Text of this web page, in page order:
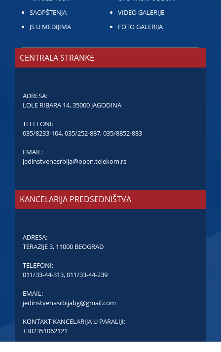
SAOPŠTENJA
JS U MEDIJIMA
VIDEO GALERIJE
FOTO GALERIJA
CENTRALA STRANKE
ADRESA:
LOLE RIBARA 14, 35000 JAGODINA
TELEFONI:
035/8233-104,035/252-887,035/8852-883
EMAIL:
jedinstvenasrbija@open.telekom.rs
KANCELARIJA PREDSEDNIŠTVA
ADRESA:
TERAZIJE 3, 11000 BEOGRAD
TELEFONI:
011/33-44-313,011/33-44-239
EMAIL:
jedinstvenasrbijabg@gmail.com
KONTAKT KANCELARIJA U PARALIJI:
+302351062121